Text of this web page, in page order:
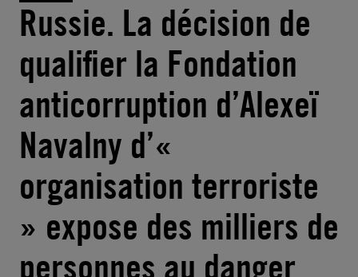
Russie. La décision de
qualifier la Fondation
anticorruption d’Alexeï
Navalny d’«
organisation terroriste
» expose des milliers de
personnes au danger